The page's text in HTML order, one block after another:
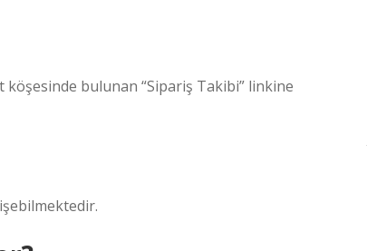
bulunan “Sipariş Takibi” linkine